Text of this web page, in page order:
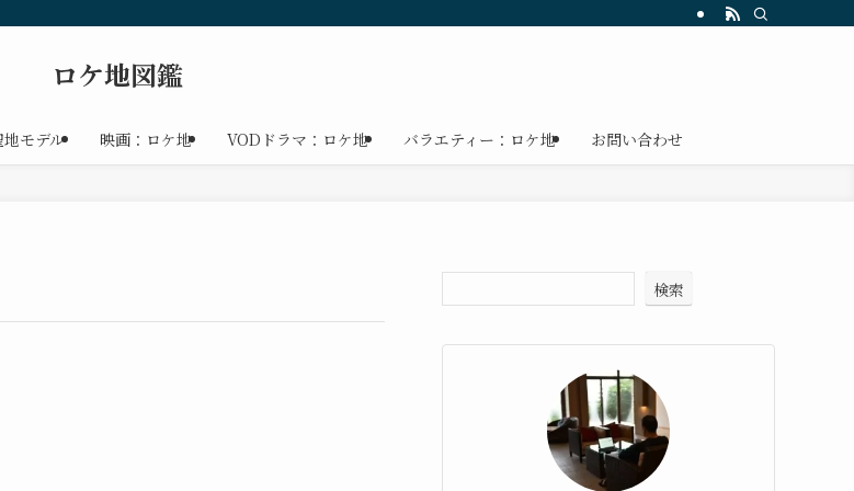
ロケ地図鑑
地モデル 映画：ロケ地 VODドラマ：ロケ地 バラエティー：ロケ地 お問い合わせ
検索